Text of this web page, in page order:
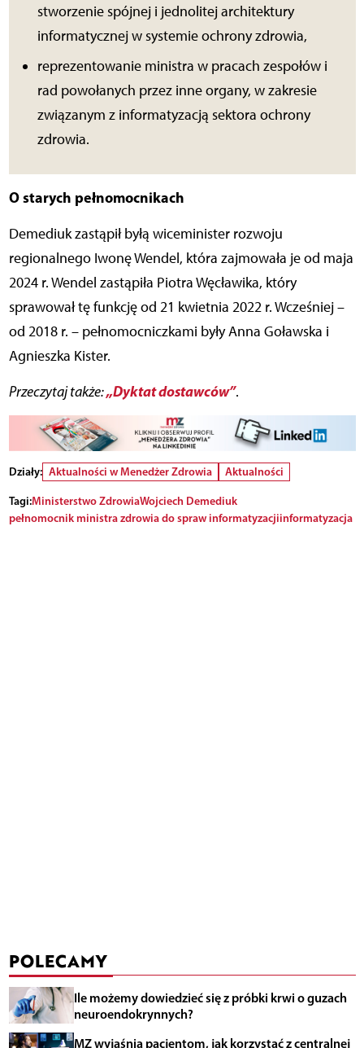
stworzenie spójnej i jednolitej architektury
informatycznej w systemie ochrony zdrowia,
reprezentowanie ministra w pracach zespołów i
rad powołanych przez inne organy, w zakresie
związanym z informatyzacją sektora ochrony
zdrowia.
O starych pełnomocnikach
Demediuk zastąpił byłą wiceminister rozwoju
regionalnego Iwonę Wendel, która zajmowała je od maja
2024 r. Wendel zastąpiła Piotra Węcławika, który
sprawował tę funkcję od 21 kwietnia 2022 r. Wcześniej –
od 2018 r. – pełnomocniczkami były Anna Goławska i
Agnieszka Kister.
Przeczytaj także:„Dyktat dostawców”.
Działy: Aktualności w Menedżer Zdrowia
Aktualności
Tagi:Ministerstwo ZdrowiaWojciech Demediuk
pełnomocnik ministra zdrowia do spraw informatyzacjiinformatyzacja
POLECAMY
Ile możemy dowiedzieć się z próbki krwi o guzach
neuroendokrynnych?
MZ wyjaśnia pacjentom, jak korzystać z centralnej